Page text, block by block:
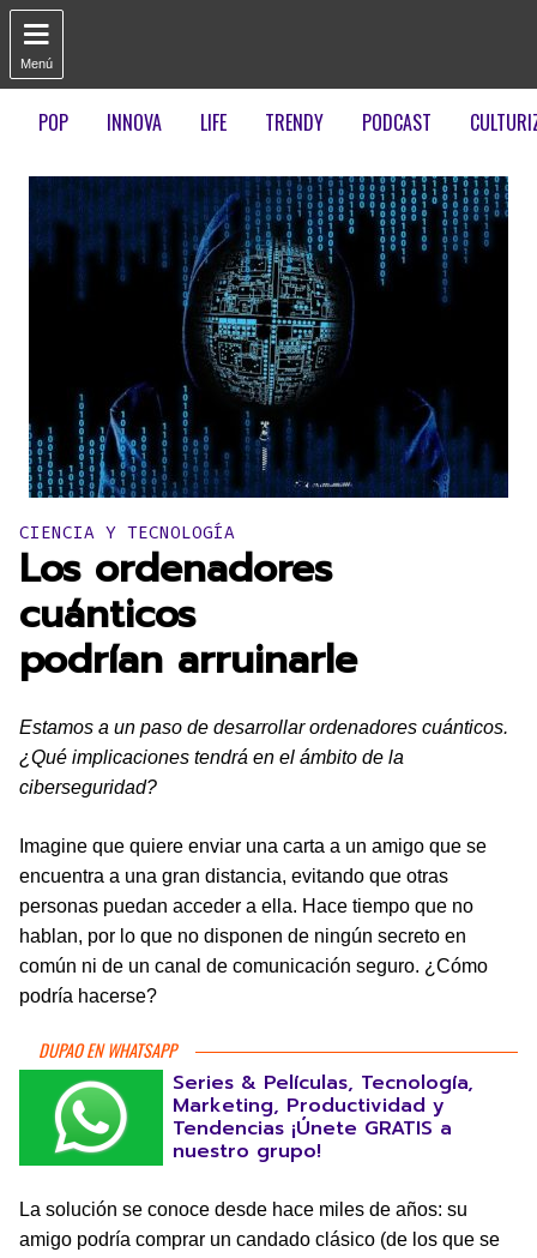

Menú
POP INNOVA LIFE TRENDY PODCAST
Publicado en:
CIENCIA Y TECNOLOGÍA
Los ordenadores
cuánticos
podrían arruinarle
Estamos a un paso de desarrollar ordenadores cuánticos.
¿Qué implicaciones tendrá en el ámbito de la
ciberseguridad?
Imagine que quiere enviar una carta a un amigo que se
encuentra a una gran distancia, evitando que otras
personas puedan acceder a ella. Hace tiempo que no
hablan, por lo que no disponen de ningún secreto en
común ni de un canal de comunicación seguro. ¿Cómo
podría hacerse?
DUPAO EN WHATSAPP
Series & Películas, Tecnología,
Marketing, Productividad y
Tendencias ¡Únete GRATIS a
nuestro grupo!
La solución se conoce desde hace miles de años: su
amigo podría comprar un candado clásico (de los que se